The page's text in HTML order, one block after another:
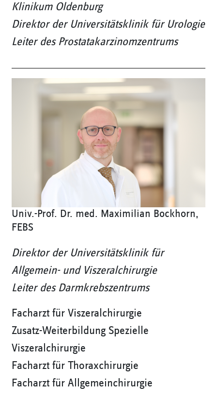
Klinikum Oldenburg
Direktor der Universitätsklinik für Urologie
Leiter des Prostatakarzinomzentrums
Univ.-Prof. Dr. med. Maximilian Bockhorn,
FEBS
Direktor der Universitätsklinik für
Allgemein- und Viszeralchirurgie
Leiter des Darmkrebszentrums
Facharzt für Viszeralchirurgie
Zusatz-Weiterbildung Spezielle
Viszeralchirurgie
Facharzt für Thoraxchirurgie
Facharzt für Allgemeinchirurgie